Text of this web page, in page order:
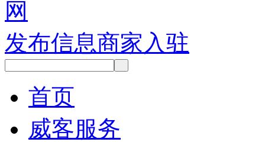
发布信息商家入驻
首页
威客服务